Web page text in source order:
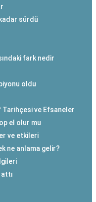
sürdü
fark nedir
oldu
Tarihçesi ve Efsaneler
el olur mu
ve etkileri
ne anlama gelir?